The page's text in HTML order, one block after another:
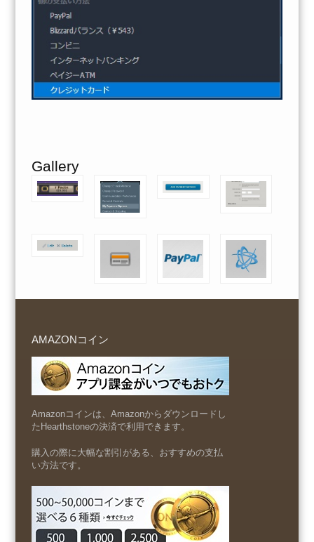
Gallery
AMAZONコイン
Amazonコインは、Amazonからダウンロードし
たHearthstoneの決済で利用できます。
購入の際に大幅な割引がある、おすすめの支払
い方法です。